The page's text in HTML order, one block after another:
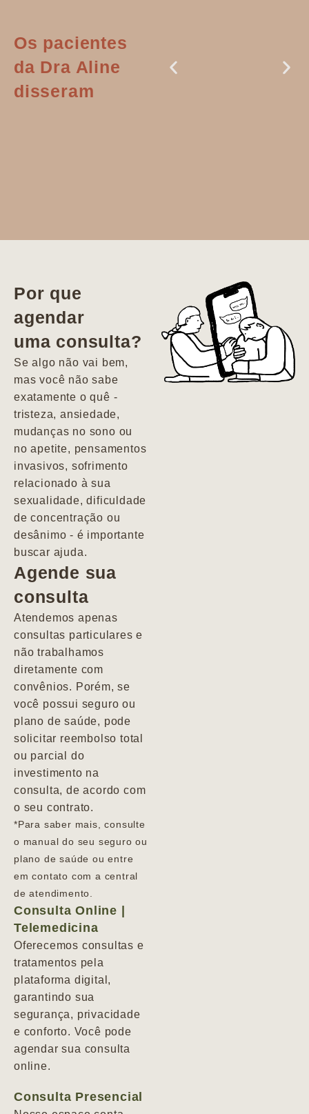
Os pacientes
da Dra Aline
disseram
vida. Ela me
encontrou num
estado misto de
depressão e
agitação com
pensamentos
Por que
agendar
uma consulta?
Se algo não vai bem,
mas você não sabe
exatamente o quê -
tristeza, ansiedade,
mudanças no sono ou
no apetite, pensamentos
invasivos, sofrimento
relacionado à sua
sexualidade, dificuldade
de concentração ou
desânimo - é importante
buscar ajuda.
Agende sua
consulta
Atendemos apenas
consultas particulares e
não trabalhamos
diretamente com
convênios. Porém, se
você possui seguro ou
plano de saúde, pode
solicitar reembolso total
ou parcial do
investimento na
consulta, de acordo com
o seu contrato.
*Para saber mais, consulte
o manual do seu seguro ou
plano de saúde ou entre
em contato com a central
de atendimento.
Consulta Online |
Telemedicina
Oferecemos consultas e
tratamentos pela
plataforma digital,
garantindo sua
segurança, privacidade
e conforto. Você pode
agendar sua consulta
online.
Consulta Presencial